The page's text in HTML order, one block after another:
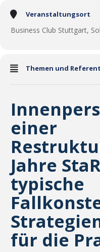
Veranstaltungsort
Business Club Stuttgart,
Themen und
einer
Jahre
typische
für die